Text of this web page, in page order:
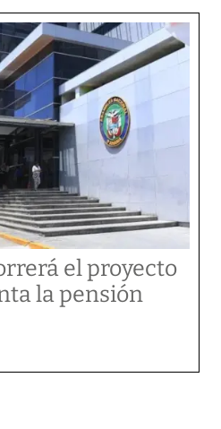
el proyecto
la pensión